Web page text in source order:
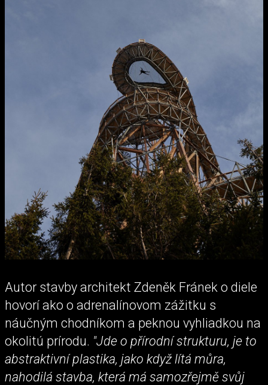
Autor stavby architekt Zdeněk Fránek o diele
hovorí ako o adrenalínovom zážitku s
náučným chodníkom a peknou vyhliadkou na
okolitú prírodu. "Jde o přírodní strukturu, je to
abstraktivní plastika, jako když lítá můra,
nahodilá stavba, která má samozřejmě svůj